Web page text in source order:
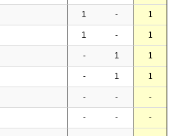
1 - 1
1 - 1
- 1 1
- 1 1
- - -
- - -